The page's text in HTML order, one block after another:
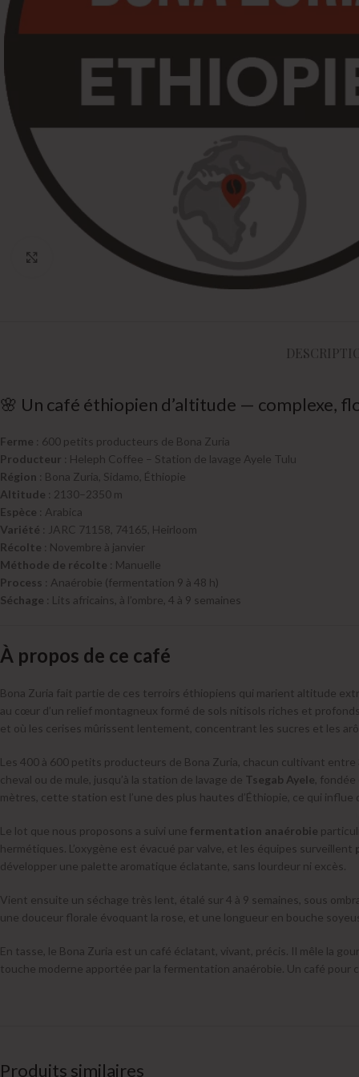
Click to enlarge
🌸 Un café éthiopien d’altitude — complexe,
Ferme : 600 petits producteurs de Bona Zuria
Producteur : Heleph Coffee – Station de lavage Ayele Tulu
Région : Bona Zuria, Sidamo, Éthiopie
Altitude : 2130–2350 m
Espèce : Arabica
Variété : JARC 71158, 74165, Heirloom
Récolte : Novembre à janvier
Méthode de récolte : Manuelle
Process : Anaérobie (fermentation 9 à 48 h)
Séchage : Lits africains, à l’ombre, 4 à 9 semaines
À propos de ce café
Bona Zuria fait partie de ces terroirs éthiopiens qui marient altitude
au cœur d’un relief montagneux formé de sols nitisols riches et
et où les cerises mûrissent lentement, concentrant les sucres et les
Les 400 à 600 petits producteurs de Bona Zuria, chacun cultivant
cheval ou de mule, jusqu’à la station de lavage de Tsegab Ayele ,
mètres, cette station est l’une des plus hautes d’Éthiopie, ce qui
Le lot que nous proposons a suivi une fermentation anaérobie
hermétiques. L’oxygène est évacué par valve, et les équipes surveillent
développer une palette aromatique éclatante, sans lourdeur ni excès.
Vient ensuite un séchage très lent, étalé sur 4 à 9 semaines, sous
une douceur florale évoquant la rose, et une longueur en bouche
En tasse, le Bona Zuria est un café éclatant, vivant, précis. Il mêle la
touche moderne apportée par la fermentation anaérobie. Un café pour
Produits similaires